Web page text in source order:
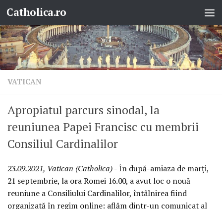
Skip to content
Catholica.ro
VATICAN
Apropiatul parcurs sinodal, la
reuniunea Papei Francisc cu membrii
Consiliul Cardinalilor
23.09.2021, Vatican (Catholica)- În după-amiaza de marți,
21 septembrie, la ora Romei 16.00, a avut loc o nouă
reuniune a Consiliului Cardinalilor, întâlnirea fiind
organizată în regim online: aflăm dintr-un comunicat al